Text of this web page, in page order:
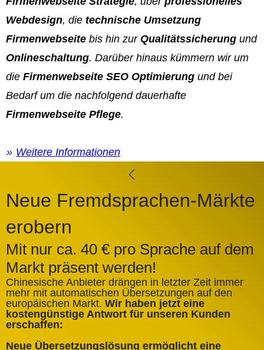
Webdesign, die technische Umsetzung
Firmenwebseite bis hin zur Qualitätssicherung und
Onlineschaltung. Darüber hinaus kümmern wir um
die Firmenwebseite SEO Optimierung und bei
Bedarf um die nachfolgend dauerhafte
Firmenwebseite Pflege.
Weitere Informationen
Neue Fremdsprachen-Märkte
erobern
Mit nur ca. 40 € pro Sprache auf dem
Markt präsent werden!
Chinesische Anbieter drängen in letzter Zeit immer
mehr mit automatischen Übersetzungen auf den
europäischen Markt. Wir haben jetzt eine
kostengünstige Antwort für unseren Kunden
erschaffen:
Neue Übersetzungslösung ermöglicht eine